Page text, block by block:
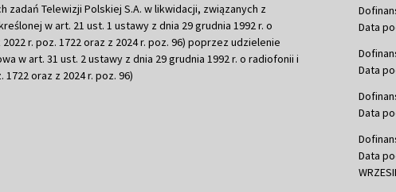
zadań Telewizji Polskiej S.A. w likwidacji, związanych z
w art. 21 ust. 1 ustawy z dnia 29 grudnia 1992 r. o
r. poz. 1722 oraz z 2024 r. poz. 96) poprzez udzielenie
w art. 31 ust. 2 ustawy z dnia 29 grudnia 1992 r. o radiofonii i
1722 oraz z 2024 r. poz. 96)
Data
Data
Data
Data